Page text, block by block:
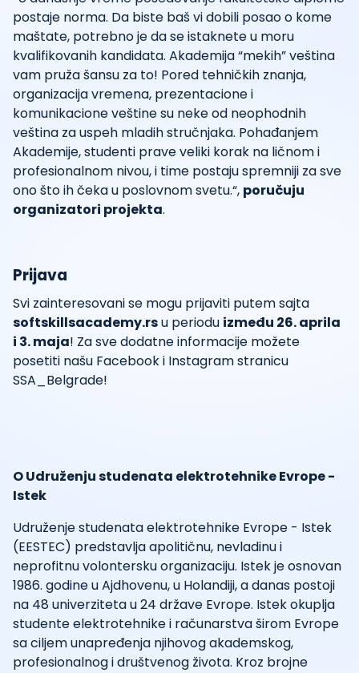
postaje norma. Da biste baš vi dobili posao o kome
maštate, potrebno je da se istaknete u moru
kvalifikovanih kandidata. Akademija “mekih” veština
vam pruža šansu za to! Pored tehničkih znanja,
organizacija vremena, prezentacione i
komunikacione veštine su neke od neophodnih
veština za uspeh mladih stručnjaka. Pohađanjem
Akademije, studenti prave veliki korak na ličnom i
profesionalnom nivou, i time postaju spremniji za sve
ono što ih čeka u poslovnom svetu.“, poručuju
organizatori projekta.
Prijava
Svi zainteresovani se mogu prijaviti putem sajta
softskillsacademy.rsu periodu između 26. aprila
i 3. maja! Za sve dodatne informacije možete
posetiti našu Facebook i Instagram stranicu
SSA_Belgrade!
O Udruženju studenata elektrotehnike Evrope -
Istek
Udruženje studenata elektrotehnike Evrope - Istek
(EESTEC) predstavlja apolitičnu, nevladinu i
neprofitnu volontersku organizaciju. Istek je osnovan
1986. godine u Ajdhovenu, u Holandiji, a danas postoji
na 48 univerziteta u 24 države Evrope. Istek okuplja
studente elektrotehnike i računarstva širom Evrope
sa ciljem unapređenja njihovog akademskog,
profesionalnog i društvenog života. Kroz brojne